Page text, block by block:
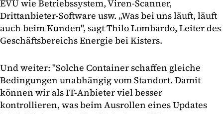
EVU wie Betriebssystem, Viren-Scanner,
Drittanbieter-Software usw. „Was bei uns läuft, läuft
auch beim Kunden", sagt Thilo Lombardo, Leiter des
Geschäftsbereichs Energie bei Kisters.
Und weiter: "Solche Container schaffen gleiche
Bedingungen unabhängig vom Standort. Damit
können wir als IT-Anbieter viel besser
kontrollieren, was beim Ausrollen eines Updates